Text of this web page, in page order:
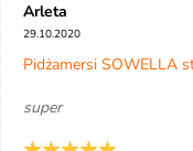
Arleta
29.10.2020
Pidżamersi SOWELLA
super